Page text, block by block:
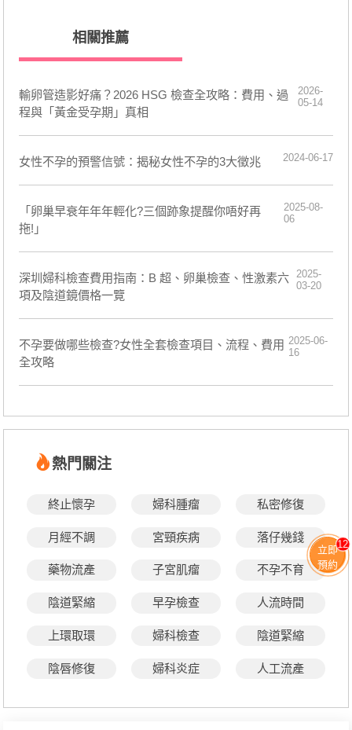
相關推薦
輸卵管造影好痛？2026 HSG 檢查全攻略：費用、過
程與「黃金受孕期」真相
2026-
05-14
女性不孕的預警信號：揭秘女性不孕的3大徵兆 2024-06-17
「卵巢早衰年年年輕化?三個跡象提醒你唔好再
拖!」
2025-08-
06
深圳婦科檢查費用指南：B 超、卵巢檢查、性激素六
項及陰道鏡價格一覽
2025-
03-20
不孕要做哪些檢查?女性全套檢查項目、流程、費用
全攻略
2025-06-
16
熱門關注
終止懷孕 婦科腫瘤 私密修復
月經不調 宮頸疾病 落仔幾錢
藥物流產 子宮肌瘤 不孕不育
陰道緊縮 早孕檢查 人流時間
上環取環 婦科檢查 陰道緊縮
陰唇修復 婦科炎症 人工流產
立即
預約
12